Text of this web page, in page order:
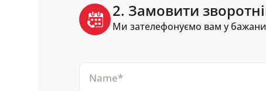
2. Замовити
Ми зателефонуємо вам у